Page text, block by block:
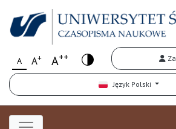
A A+ A++
Język Polski